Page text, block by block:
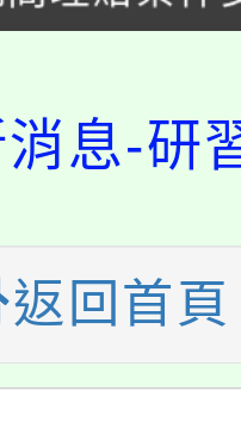
查程序及
培育課程
甄選結果(
保險知識
新住民語歌
學年度第
甄選結果
學年度第
甄選結果(
大學推廣
息-研
返回首頁